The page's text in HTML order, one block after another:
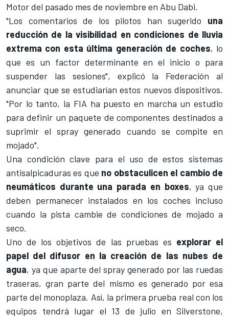
Motor del pasado mes de noviembre en Abu Dabi.
"Los comentarios de los pilotos han sugerido una
reducción de la visibilidad en condiciones de lluvia
extrema con esta última generación de coches, lo
que es un factor determinante en el inicio o para
suspender las sesiones", explicó la Federación al
anunciar que se estudiarían estos nuevos dispositivos.
"Por lo tanto, la FIA ha puesto en marcha un estudio
para definir un paquete de componentes destinados a
suprimir el spray generado cuando se compite en
mojado".
Una condición clave para el uso de estos sistemas
antisalpicaduras es que no obstaculicen el cambio de
neumáticos durante una parada en boxes, ya que
deben permanecer instalados en los coches incluso
cuando la pista cambie de condiciones de mojado a
seco.
Uno de los objetivos de las pruebas es explorar el
papel del difusor en la creación de las nubes de
agua, ya que aparte del spray generado por las ruedas
traseras, gran parte del mismo es generado por esa
parte del monoplaza. Así, la primera prueba real con los
equipos tendrá lugar el 13 de julio en Silverstone,